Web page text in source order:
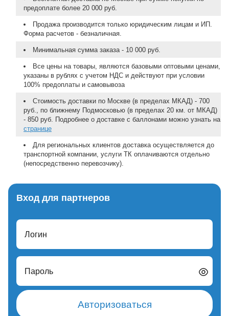
предоплате более 20 000 руб.
Продажа производится только юридическим лицам и ИП.
Форма расчетов - безналичная.
Минимальная сумма заказа - 10 000 руб.
Все цены на товары, являются базовыми оптовыми ценами,
указаны в рублях с учетом НДС и действуют при условии
100% предоплаты и самовывоза
Стоимость доставки по Москве (в пределах МКАД) - 700
руб., по ближнему Подмосковью (в пределах 20 км. от МКАД)
- 850 руб. Подробнее о доставке с баллонами можно узнать на
странице
Для региональных клиентов доставка осуществляется до
транспортной компании, услуги ТК оплачиваются отдельно
(непосредственно перевозчику).
Вход для партнеров
Логин
Пароль
Авторизоваться